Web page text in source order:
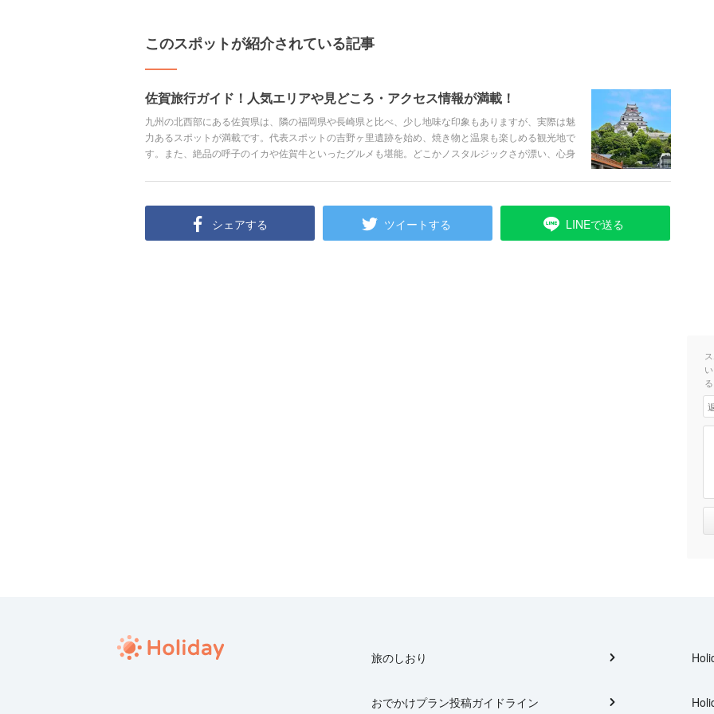
このスポットが紹介されている記事
佐賀旅行ガイド！人気エリアや見どころ・アクセス情報が満載！
九州の北西部にある佐賀県は、隣の福岡県や長崎県と比べ、少し地味な印象もありますが、実際は魅
力あるスポットが満載です。代表スポットの吉野ヶ里遺跡を始め、焼き物と温泉も楽しめる観光地で
す。また、絶品の呼子のイカや佐賀牛といったグルメも堪能。どこかノスタルジックさが漂い、心身
情報までご紹介します。
シェアする ツイートする LINEで送る
旅のしおり
おでかけプラン投稿ガイドライン